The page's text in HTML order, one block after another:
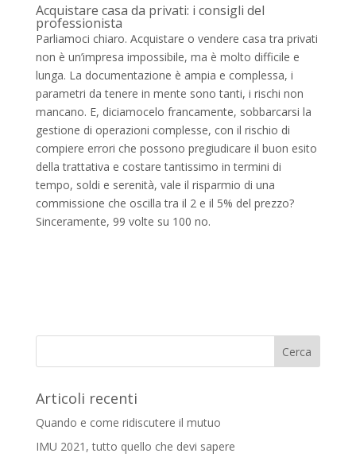
Acquistare casa da privati: i consigli del
professionista
Parliamoci chiaro. Acquistare o vendere casa tra privati
non è un’impresa impossibile, ma è molto difficile e
lunga. La documentazione è ampia e complessa, i
parametri da tenere in mente sono tanti, i rischi non
mancano. E, diciamocelo francamente, sobbarcarsi la
gestione di operazioni complesse, con il rischio di
compiere errori che possono pregiudicare il buon esito
della trattativa e costare tantissimo in termini di
tempo, soldi e serenità, vale il risparmio di una
commissione che oscilla tra il 2 e il 5% del prezzo?
Sinceramente, 99 volte su 100 no.
Articoli recenti
Quando e come ridiscutere il mutuo
IMU 2021, tutto quello che devi sapere